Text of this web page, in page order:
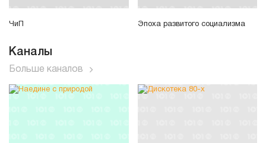
ЧиП Эпоха развитого социализма
Каналы
Больше каналов